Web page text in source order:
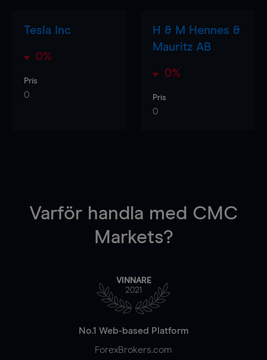
Tesla Inc
0%
Pris
0
H & M Hennes &
Mauritz AB
0%
Pris
0
Varför handla med CMC
Markets?
VINNARE
2021
No.1 Web-based Platform
ForexBrokers.com